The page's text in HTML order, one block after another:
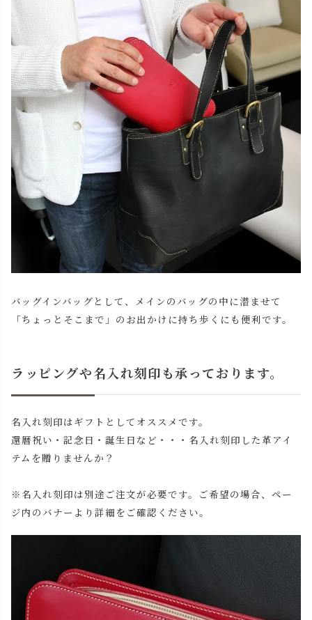
バッグインバッグとして、メインのバッグの中に潜ませて
「ちょっとそこまで」のお出かけに持ち歩くにも便利です。
ラッピングや名入れ刻印も承っております。
名入れ刻印はギフトとしてオススメです。
還暦祝い・記念日・誕生日など・・・名入れ刻印した革アイ
テムを贈りませんか？
※名入れ刻印は別途ご注文が必要です。ご希望の場合、ペー
ジ内のバナーより詳細をご確認ください。